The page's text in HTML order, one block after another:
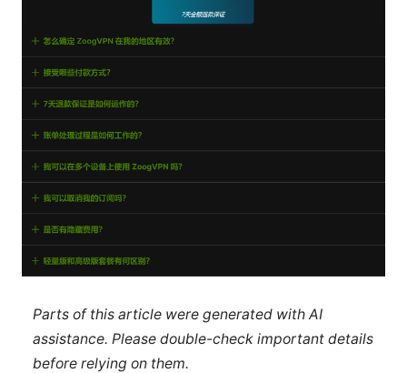
Parts of this article were generated with AI
assistance. Please double-check important details
before relying on them.